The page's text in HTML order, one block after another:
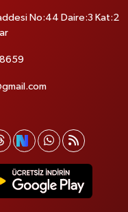
No:44 Daire:3 Kat:2